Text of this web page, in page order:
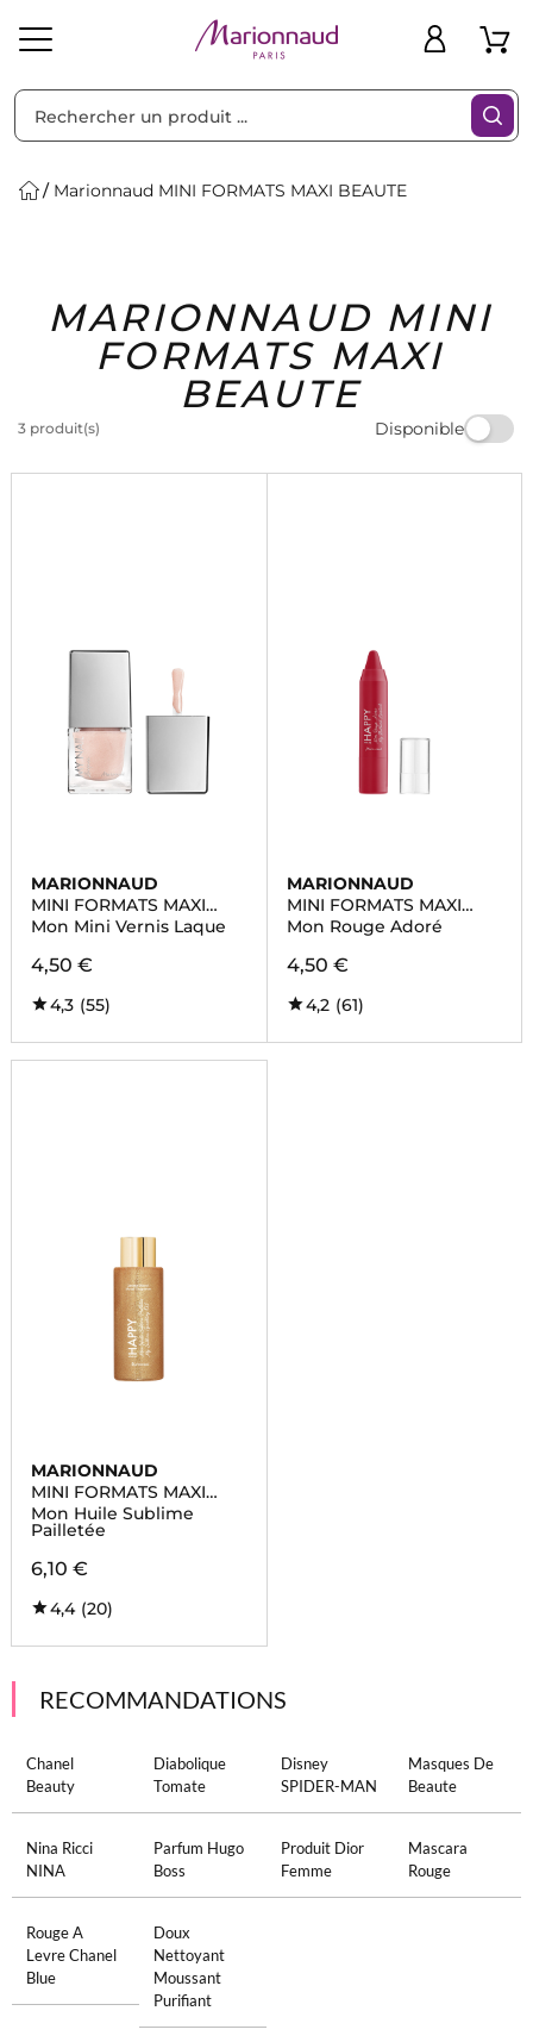
Solaire Homme Marques Idées
Cadeaux
Bons
Plans
Marionnaud MINI FORMATS MAXI BEAUTE
MARIONNAUD MINI
FORMATS MAXI
BEAUTE
3 produit(s) Disponible
Filtres
MARIONNAUD
MINI FORMATS MAXI
BEAUTE
Mon Mini Vernis Laque
4,50 €
4,3 (55)
MARIONNAUD
MINI FORMATS MAXI
BEAUTE
Mon Rouge Adoré
4,50 €
4,2 (61)
MARIONNAUD
MINI FORMATS MAXI
BEAUTE
Mon Huile Sublime
Pailletée
6,10 €
4,4 (20)
RECOMMANDATIONS
Chanel
Beauty
Diabolique
Tomate
Disney
SPIDER-MAN
Masques De
Beaute
Nina Ricci
NINA
Parfum Hugo
Boss
Produit Dior
Femme
Mascara
Rouge
Rouge A
Levre Chanel
Blue
Doux
Nettoyant
Moussant
Purifiant